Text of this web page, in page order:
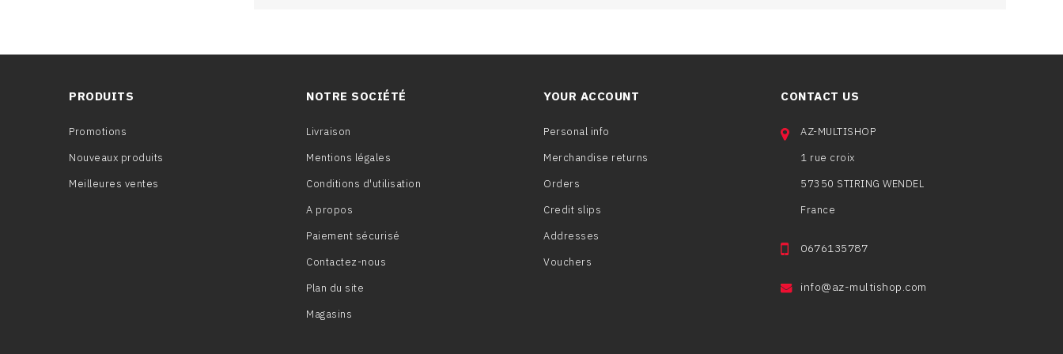
PRODUITS
Promotions
Nouveaux produits
Meilleures ventes
NOTRE SOCIÉTÉ
Livraison
Mentions légales
Conditions d'utilisation
A propos
Paiement sécurisé
Contactez-nous
Plan du site
Magasins
YOUR ACCOUNT
Personal info
Merchandise returns
Orders
Credit slips
Addresses
Vouchers
CONTACT US
AZ-MULTISHOP
1 rue croix
57350 STIRING WENDEL
France
0676135787
info@az-multishop.com